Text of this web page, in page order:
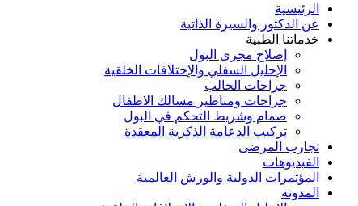
الرئيسية
عن الدكتور والسيرة الذاتية
خدماتنا الطبية
إصلاح مجرى البول
الإحليل السفلي والإختلافات الخلقية
جراحات الحالب
جراحات ومناظير مسالك الاطفال
صمام وشريط التحكم في البول
تركيب الدعامة الذكرية المعقدة
تجارب المرضى
الفيديوهات
المؤتمرات الدولية والورش العالمية
المدونة